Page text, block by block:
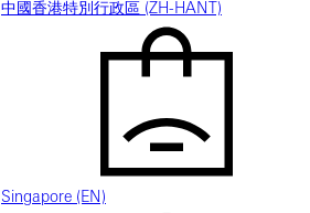
中國香港特別行政區 (ZH-HANT)
Singapore (EN)